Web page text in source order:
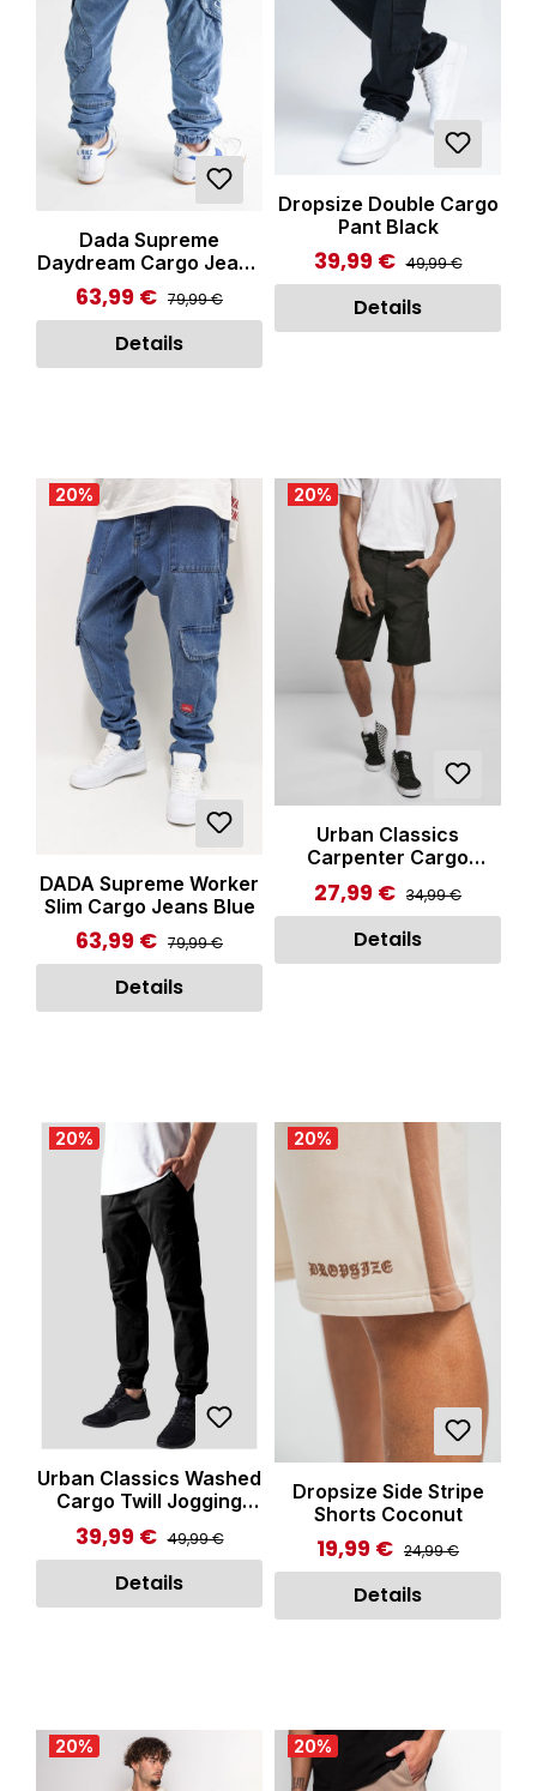
Dada Supreme
Daydream Cargo Jeans
Light Blue
Verkaufspreis:
63,99 € Regulärer Preis:
79,99 €
Details
Dropsize Double Cargo
Pant Black
Verkaufspreis:
39,99 € Regulärer Preis:
49,99 €
Details
20%
DADA Supreme Worker
Slim Cargo Jeans Blue
Verkaufspreis:
63,99 € Regulärer Preis:
79,99 €
Details
20%
Urban Classics
Carpenter Cargo
Shorts Black
Verkaufspreis:
27,99 € Regulärer Preis:
34,99 €
Details
20%
Urban Classics Washed
Cargo Twill Jogging
Pants Black
Verkaufspreis:
39,99 € Regulärer Preis:
49,99 €
Details
20%
Dropsize Side Stripe
Shorts Coconut
Verkaufspreis:
19,99 € Regulärer Preis:
24,99 €
Details
20% 20%